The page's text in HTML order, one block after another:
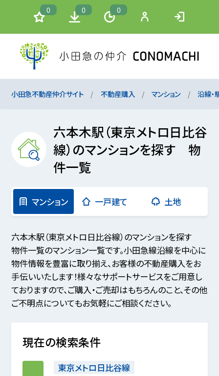
0 0 0
小田急不動産仲介サイト 不動産購入 マンション 沿線・
六本木駅（東京メトロ日比谷
線）のマンションを探す 物
件一覧
マンション 一戸建て 土地
六本木駅（東京メトロ日比谷線）のマンションを探す
物件一覧のマンション一覧です。小田急線沿線を中心に
物件情報を豊富に取り揃え、お客様の不動産購入をお
手伝いいたします！様々なサポートサービスをご用意し
ておりますので、ご購入・ご売却はもちろんのこと、その他
ご不明点についてもお気軽にご相談ください。
現在の検索条件
東京メトロ日比谷線